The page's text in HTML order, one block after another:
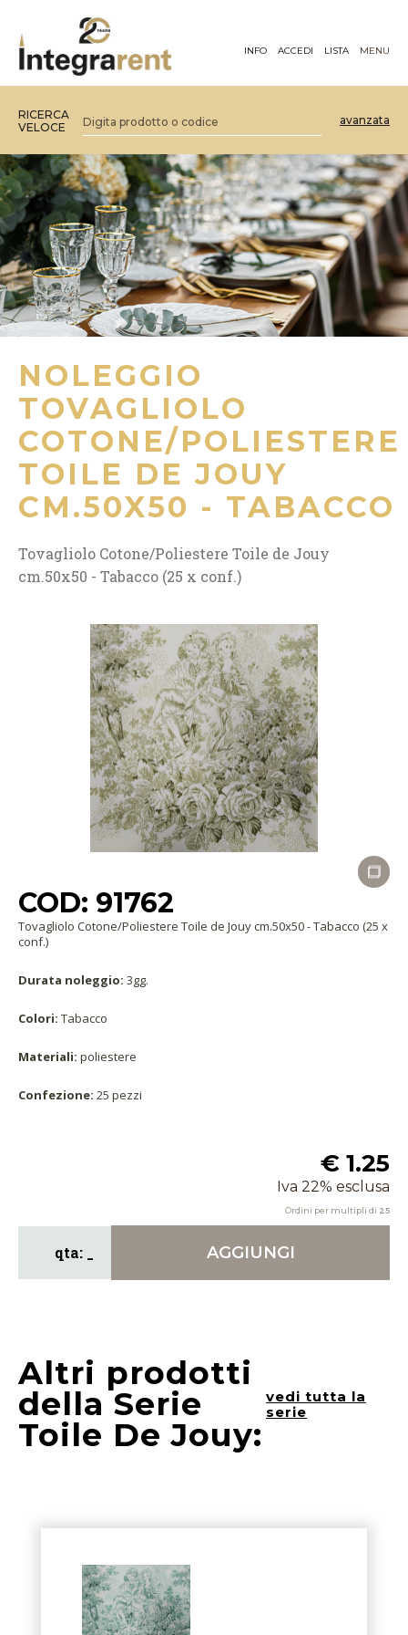
INFO ACCEDI LISTA MENU
RICERCA
VELOCE
avanzata
NOLEGGIO
TOVAGLIOLO
COTONE/POLIESTERE
TOILE DE JOUY
CM.50X50 - TABACCO
Tovagliolo Cotone/Poliestere Toile de Jouy
cm.50x50 - Tabacco (25 x conf.)
COD: 91762
Tovagliolo Cotone/Poliestere Toile de Jouy cm.50x50 - Tabacco (25 x
conf.)
Durata noleggio: 3gg.
Colori: Tabacco
Materiali: poliestere
Confezione: 25 pezzi
€ 1.25
Iva 22% esclusa
Ordini per multipli di 25
AGGIUNGI
Altri prodotti
della Serie
Toile De Jouy:
vedi tutta la
serie